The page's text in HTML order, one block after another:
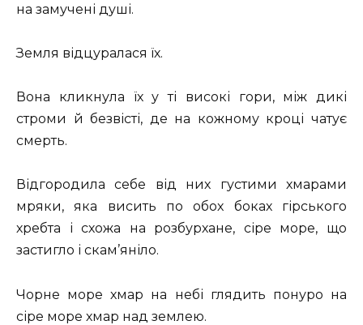
на замучені душі.
Земля відцуралася їх.
Вона кликнула їх у ті високі гори, між дикі
строми й безвісті, де на кожному кроці чатує
смерть.
Відгородила себе від них густими хмарами
мряки, яка висить по обох боках гірського
хребта і схожа на розбурхане, сіре море, що
застигло і скам’яніло.
Чорне море хмар на небі глядить понуро на
сіре море хмар над землею.